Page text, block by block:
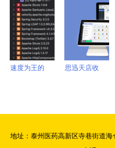
术开发的创
新路径
元建设智慧
工厂，推动
软件技术跨
越式升级
速度为王的
思迅天店收
方案
地址：泰州医药高新区寺巷街道